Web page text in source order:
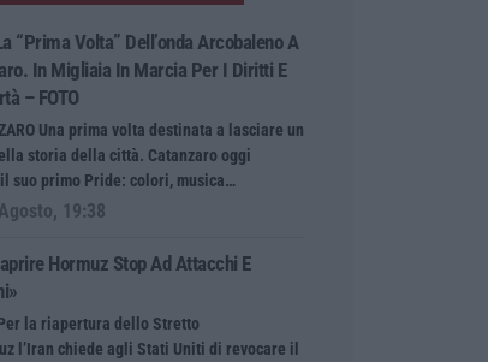
“prima Volta” Dell’onda Arcobaleno A
In Migliaia In Marcia Per I Diritti E
– FOTO
Una prima volta destinata a lasciare un
storia della città. Catanzaro oggi
suo primo Pride: colori, musica…
19:38
Hormuz Stop Ad Attacchi E
Per la riapertura dello Stretto
l’Iran chiede agli Stati Uniti di revocare il